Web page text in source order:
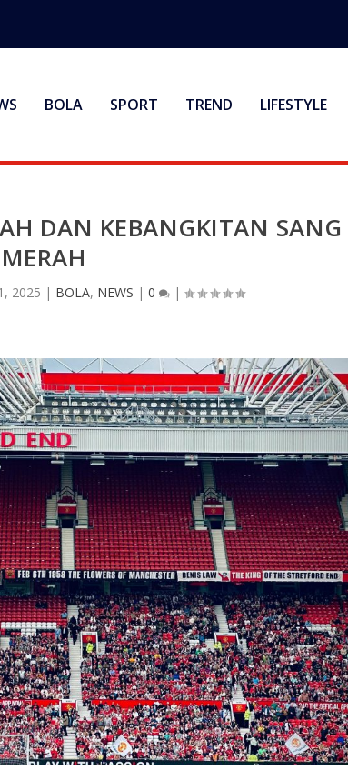
BOLA SPORT TREND LIFESTYLE
DAN KEBANGKITAN SANG
2025 | BOLA, NEWS | 0 |